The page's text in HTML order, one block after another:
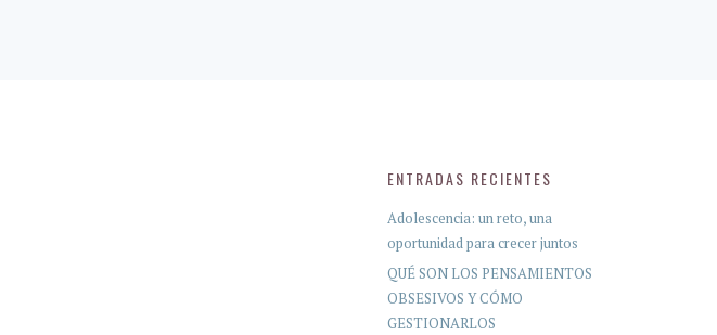
ENTRADAS RECIENTES
Adolescencia: un reto, una
oportunidad para crecer juntos
QUÉ SON LOS PENSAMIENTOS
OBSESIVOS Y CÓMO
GESTIONARLOS